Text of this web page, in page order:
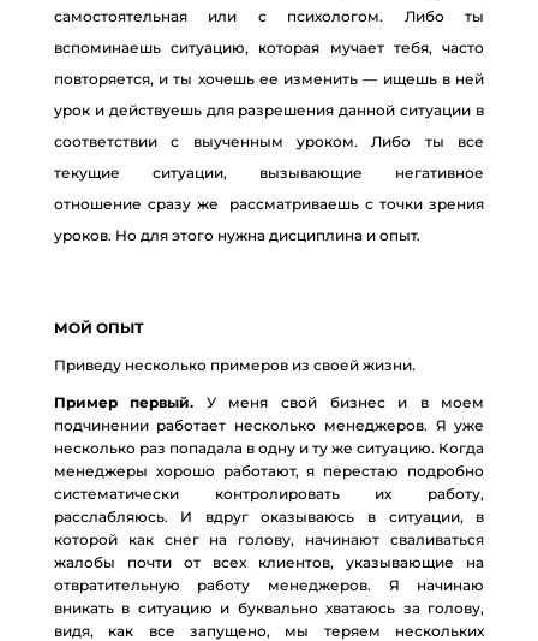
самостоятельная или с психологом. Либо ты
вспоминаешь ситуацию, которая мучает тебя, часто
повторяется, и ты хочешь ее изменить — ищешь в ней
урок и действуешь для разрешения данной ситуации в
соответствии с выученным уроком. Либо ты все
текущие ситуации, вызывающие негативное
отношение сразу же рассматриваешь с точки зрения
уроков. Но для этого нужна дисциплина и опыт.
МОЙ ОПЫТ
Приведу несколько примеров из своей жизни.
Пример первый. У меня свой бизнес и в моем
подчинении работает несколько менеджеров. Я уже
несколько раз попадала в одну и ту же ситуацию. Когда
менеджеры хорошо работают, я перестаю подробно
систематически контролировать их работу,
расслабляюсь. И вдруг оказываюсь в ситуации, в
которой как снег на голову, начинают сваливаться
жалобы почти от всех клиентов, указывающие на
отвратительную работу менеджеров. Я начинаю
вникать в ситуацию и буквально хватаюсь за голову,
видя, как все запущено, мы теряем нескольких